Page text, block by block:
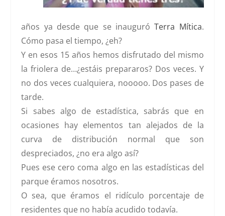
años ya desde que se inauguróTerra Mítica.
Cómo pasa el tiempo, ¿eh?
Y en esos 15 años hemos disfrutado del mismo
la friolera de…¿estáis prepararos? Dos veces. Y
no dos veces cualquiera, nooooo. Dos pases de
tarde.
Si sabes algo de estadística, sabrás que en
ocasiones hay elementos tan alejados de la
curva de distribución normal que son
despreciados, ¿no era algo así?
Pues ese cero coma algo en las estadísticas del
parque éramos nosotros.
O sea, que éramos el ridículo porcentaje de
residentes que no había acudido todavía.